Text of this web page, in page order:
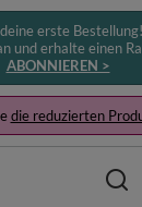
erste
und erhalte einen
ABONNIEREN >
die reduzierten